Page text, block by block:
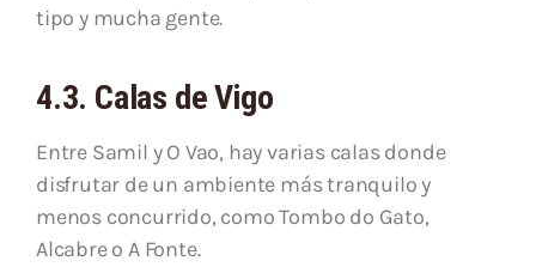
tipo y mucha gente.
4.3. Calas de Vigo
Entre Samil y O Vao, hay varias calas donde
disfrutar de un ambiente más tranquilo y
menos concurrido, como Tombo do Gato,
Alcabre o A Fonte.